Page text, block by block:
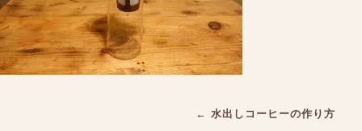
← 水出しコーヒーの作り方